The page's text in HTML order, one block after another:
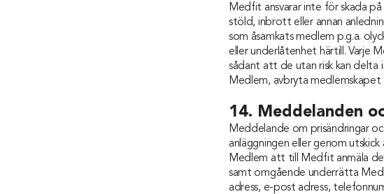
Medfit ansvarar inte för skada
stöld, inbrott eller annan
som åsamkats medlem p.g.a.
eller underlåtenhet härtill. Varje
sådant att de utan risk kan
Medlem, avbryta medlemskapet
14. Meddelanden
Meddelande om prisändringar
anläggningen eller genom
Medlem att till Medfit anmäla
samt omgående underrätta
adress, e-post adress,